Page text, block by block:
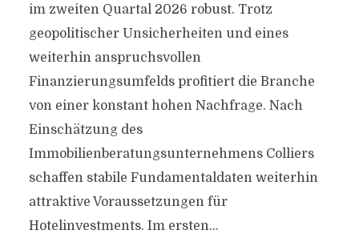
im zweiten Quartal 2026 robust. Trotz
geopolitischer Unsicherheiten und eines
weiterhin anspruchsvollen
Finanzierungsumfelds profitiert die Branche
von einer konstant hohen Nachfrage. Nach
Einschätzung des
Immobilienberatungsunternehmens Colliers
schaffen stabile Fundamentaldaten weiterhin
attraktive Voraussetzungen für
Hotelinvestments. Im ersten...